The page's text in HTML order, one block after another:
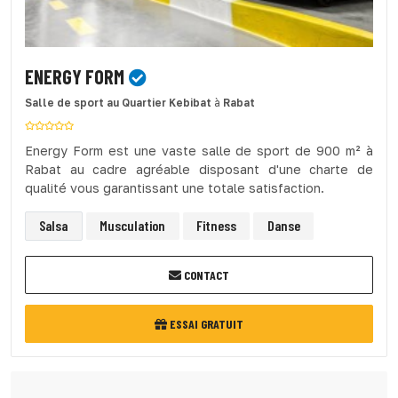
ENERGY FORM
Salle de sport au Quartier Kebibat à Rabat
Energy Form est une vaste salle de sport de 900 m² à
Rabat au cadre agréable disposant d'une charte de
qualité vous garantissant une totale satisfaction.
Salsa Musculation Fitness Danse
CONTACT
ESSAI GRATUIT